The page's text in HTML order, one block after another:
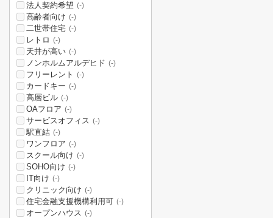
法人契約希望 (-)
高齢者向け (-)
二世帯住宅 (-)
レトロ (-)
天井が高い (-)
ノンホルムアルデヒド (-)
フリーレント (-)
カードキー (-)
高層ビル (-)
OAフロア (-)
サービスオフィス (-)
駅直結 (-)
ワンフロア (-)
スクール向け (-)
SOHO向け (-)
IT向け (-)
クリニック向け (-)
住宅金融支援機構利用可 (-)
オープンハウス (-)